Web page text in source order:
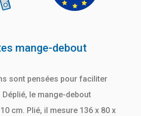
mange-debout
sont pensées pour faciliter
le mange-debout
cm. Plié, il mesure 136 x 80 x